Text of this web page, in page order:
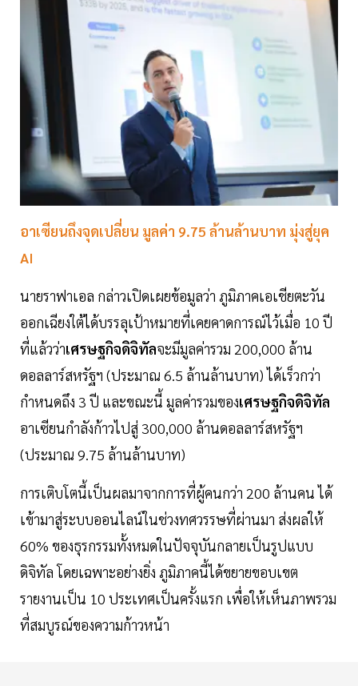
อาเซียนถึงจุดเปลี่ยน มูลค่า 9.75 ล้านล้านบาท มุ่งสู่ยุค
AI
นายราฟาเอล กล่าวเปิดเผยข้อมูลว่า ภูมิภาคเอเชียตะวัน
ออกเฉียงใต้ได้บรรลุเป้าหมายที่เคยคาดการณ์ไว้เมื่อ 10 ปี
ที่แล้วว่าเศรษฐกิจดิจิทัลจะมีมูลค่ารวม 200,000 ล้าน
ดอลลาร์สหรัฐฯ (ประมาณ 6.5 ล้านล้านบาท) ได้เร็วกว่า
กำหนดถึง 3 ปี และขณะนี้ มูลค่ารวมของเศรษฐกิจดิจิทัล
อาเซียนกำลังก้าวไปสู่ 300,000 ล้านดอลลาร์สหรัฐฯ
(ประมาณ 9.75 ล้านล้านบาท)
การเติบโตนี้เป็นผลมาจากการที่ผู้คนกว่า 200 ล้านคน ได้
เข้ามาสู่ระบบออนไลน์ในช่วงทศวรรษที่ผ่านมา ส่งผลให้
60% ของธุรกรรมทั้งหมดในปัจจุบันกลายเป็นรูปแบบ
ดิจิทัล โดยเฉพาะอย่างยิ่ง ภูมิภาคนี้ได้ขยายขอบเขต
รายงานเป็น 10 ประเทศเป็นครั้งแรก เพื่อให้เห็นภาพรวม
ที่สมบูรณ์ของความก้าวหน้า